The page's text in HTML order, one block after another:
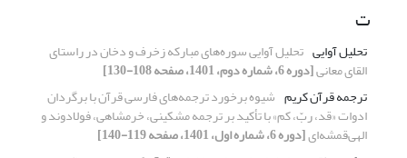
ت
تحلیل آوایی تحلیل آوایی سوره‌های مبارکه زخرف و دخان در راستای
القای معانی[دوره 6، شماره دوم، 1401، صفحه 108-130]
ترجمه قرآن کریم شیوه برخورد ترجمه‌های فارسی قرآن با برگردان
ادوات «قد، ربّ، کم» با تأکید بر ترجمه مشکینی، خرمشاهی، فولادوند و
الهی‌قمشه‌ای[دوره 6، شماره اول، 1401، صفحه 119-140]